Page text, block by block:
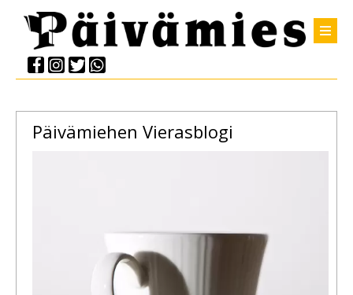
Päivämiehen Vierasblogi